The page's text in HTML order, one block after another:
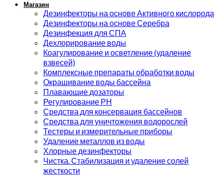
Магазин
Дезинфекторы на основе Активного кислорода
Дезинфекторы на основе Серебра
Дезинфекция для СПА
Дехлорирование воды
Коагулирование и осветление (удаление
взвесей)
Комплексные препараты обработки воды
Окрашивание воды бассейна
Плавающие дозаторы
Регулирование РН
Средства для консервация бассейнов
Средства для уничтожения водорослей
Тестеры и измерительные приборы
Удаление металлов из воды
Хлорные дезинфекторы
Чистка. Стабилизация и удаление солей
жесткости